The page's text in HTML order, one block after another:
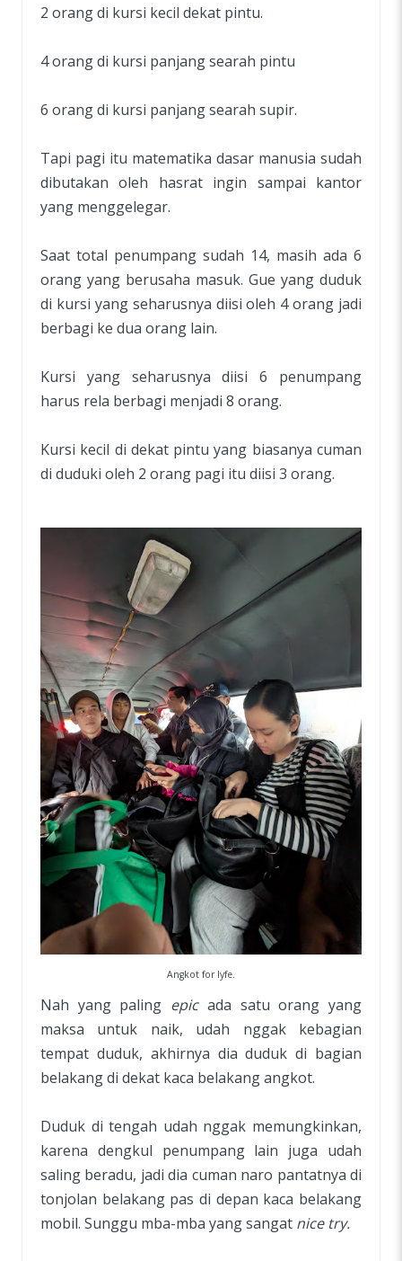
2 orang di kursi kecil dekat pintu.
4 orang di kursi panjang searah pintu
6 orang di kursi panjang searah supir.
Tapi pagi itu matematika dasar manusia sudah
dibutakan oleh hasrat ingin sampai kantor
yang menggelegar.
Saat total penumpang sudah 14, masih ada 6
orang yang berusaha masuk. Gue yang duduk
di kursi yang seharusnya diisi oleh 4 orang jadi
berbagi ke dua orang lain.
Kursi yang seharusnya diisi 6 penumpang
harus rela berbagi menjadi 8 orang.
Kursi kecil di dekat pintu yang biasanya cuman
di duduki oleh 2 orang pagi itu diisi 3 orang.
Angkot for lyfe.
Nah yang paling epicada satu orang yang
maksa untuk naik, udah nggak kebagian
tempat duduk, akhirnya dia duduk di bagian
belakang di dekat kaca belakang angkot.
Duduk di tengah udah nggak memungkinkan,
karena dengkul penumpang lain juga udah
saling beradu, jadi dia cuman naro pantatnya di
tonjolan belakang pas di depan kaca belakang
mobil. Sunggu mba-mba yang sangat nice try.